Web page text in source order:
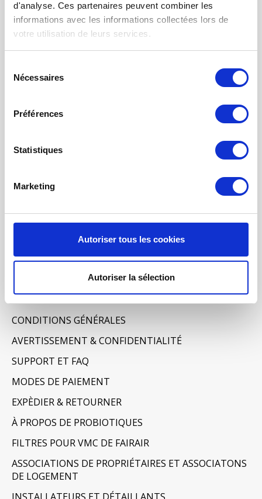
d'analyse. Ces partenaires peuvent combiner les
informations avec les informations collectées lors de
votre utilisation de leurs services.
Nécessaires
Préférences
Statistiques
Marketing
Autoriser tous les cookies
Autoriser la sélection
FILTRE À AIR POUR CHAUFFAGE
TISSUS FILTRANTS ET MATS
FILTRES À POCHES
FILTRE POUR BOUCHE
COMMANDE DE MAINTENANCE
RÉCUPÉRATION THE CHALEUR
Mon compte
S'inscrire
Mes commandes
Mes billets
CONDITIONS GÉNÉRALES
AVERTISSEMENT & CONFIDENTIALITÉ
SUPPORT ET FAQ
MODES DE PAIEMENT
EXPÈDIER & RETOURNER
À PROPOS DE PROBIOTIQUES
FILTRES POUR VMC DE FAIRAIR
ASSOCIATIONS DE PROPRIÉTAIRES ET ASSOCIATONS
DE LOGEMENT
INSTALLATEURS ET DÉTAILLANTS